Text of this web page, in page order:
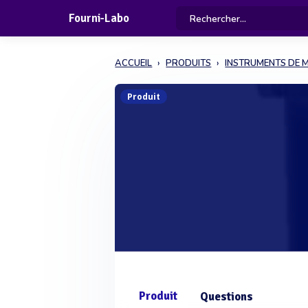
Fourni-Labo
ACCUEIL PRODUITS INSTRUMENTS DE
Produit
Produit Questions